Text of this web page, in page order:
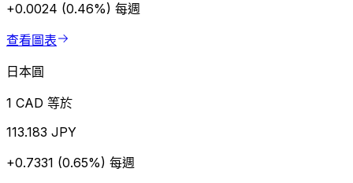
+0.0024 (0.46%) 每週
查看圖表
日本圓
1 CAD 等於
113.183 JPY
+0.7331 (0.65%) 每週